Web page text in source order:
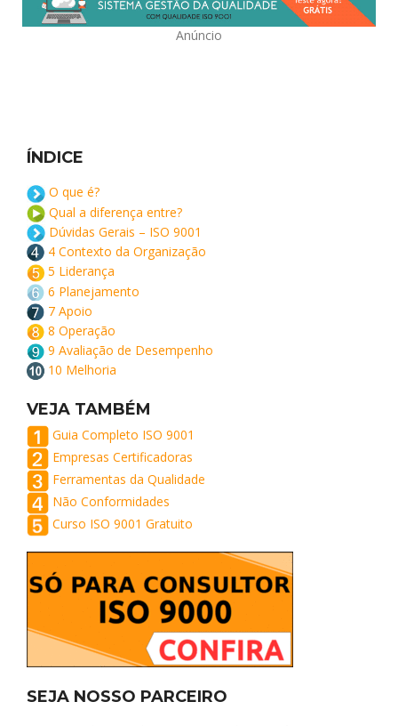
Anúncio
ÍNDICE
O que é?
Qual a diferença entre?
Dúvidas Gerais – ISO 9001
4 Contexto da Organização
5 Liderança
6 Planejamento
7 Apoio
8 Operação
9 Avaliação de Desempenho
10 Melhoria
VEJA TAMBÉM
Guia Completo ISO 9001
Empresas Certificadoras
Ferramentas da Qualidade
Não Conformidades
Curso ISO 9001 Gratuito
SEJA NOSSO PARCEIRO